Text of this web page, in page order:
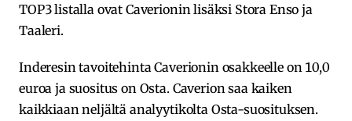
TOP3 listalla ovat Caverionin lisäksi Stora Enso ja
Taaleri.
Inderesin tavoitehinta Caverionin osakkeelle on 10,0
euroa ja suositus on Osta. Caverion saa kaiken
kaikkiaan neljältä analyytikolta Osta-suosituksen.